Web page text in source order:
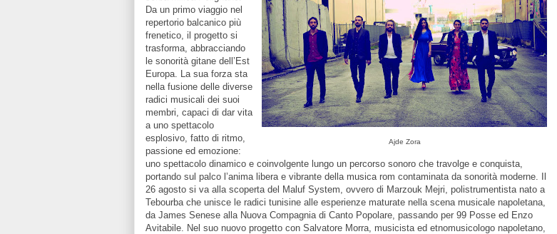
Ajde Zora
Da un primo viaggio nel
repertorio balcanico più
frenetico, il progetto si
trasforma, abbracciando
le sonorità gitane dell’Est
Europa. La sua forza sta
nella fusione delle diverse
radici musicali dei suoi
membri, capaci di dar vita
a uno spettacolo
esplosivo, fatto di ritmo,
passione ed emozione:
uno spettacolo dinamico e coinvolgente lungo un percorso sonoro che travolge e conquista,
portando sul palco l’anima libera e vibrante della musica rom contaminata da sonorità moderne. Il
26 agosto si va alla scoperta del Maluf System, ovvero di Marzouk Mejri, polistrumentista nato a
Tebourba che unisce le radici tunisine alle esperienze maturate nella scena musicale napoletana,
da James Senese alla Nuova Compagnia di Canto Popolare, passando per 99 Posse ed Enzo
Avitabile. Nel suo nuovo progetto con Salvatore Morra, musicista ed etnomusicologo napoletano,